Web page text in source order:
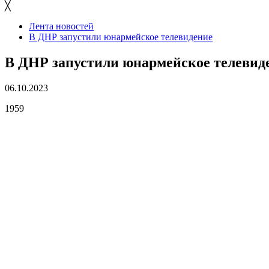
╳
Лента новостей
В ДНР запустили юнармейское телевидение
В ДНР запустили юнармейское
06.10.2023
1959